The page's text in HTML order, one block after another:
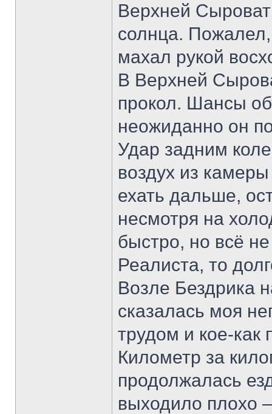
Верхней
солнца.
махал рукой
В Верхней
прокол. Шансы
неожиданно он
Удар задним
воздух из
ехать дальше,
несмотря на
быстро, но всё
Реалиста, то
Возле Бездрика
сказалась моя
трудом и кое-как
Километр за
продолжалась
выходило плохо